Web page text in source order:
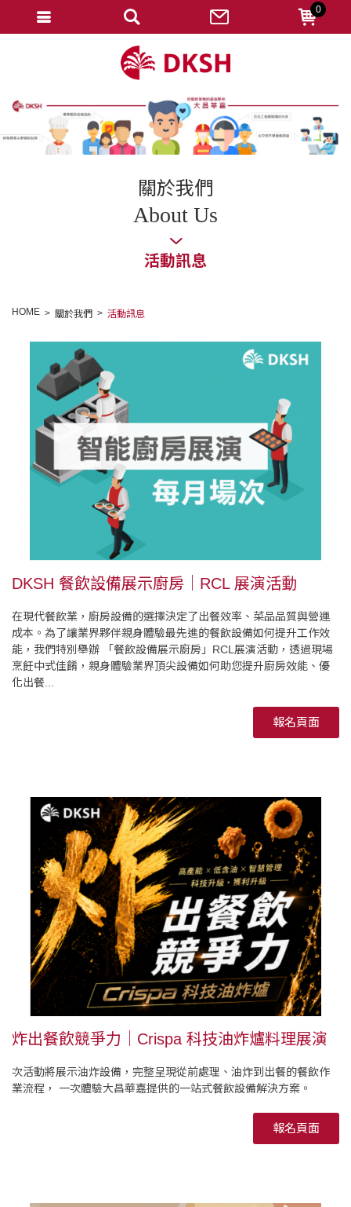
關於我們
About Us
活動訊息
HOME 關於我們 活動訊息
DKSH 餐飲設備展示廚房｜RCL 展演活動
在現代餐飲業，廚房設備的選擇決定了出餐效率、菜品品質與營運
成本。為了讓業界夥伴親身體驗最先進的餐飲設備如何提升工作效
能，我們特別舉辦 「餐飲設備展示廚房」RCL展演活動，透過現場
烹飪中式佳餚，親身體驗業界頂尖設備如何助您提升廚房效能、優
化出餐...
報名頁面
炸出餐飲競爭力｜Crispa 科技油炸爐料理展演
次活動將展示油炸設備，完整呈現從前處理、油炸到出餐的餐飲作
業流程， 一次體驗大昌華嘉提供的一站式餐飲設備解決方案。
報名頁面
0
忘記密碼
變更密碼
我的收藏
匯款通知